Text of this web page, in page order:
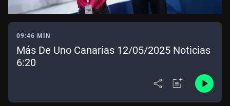
09:46 MIN
Más De Uno Canarias 12/05/2025 Noticias
6:20